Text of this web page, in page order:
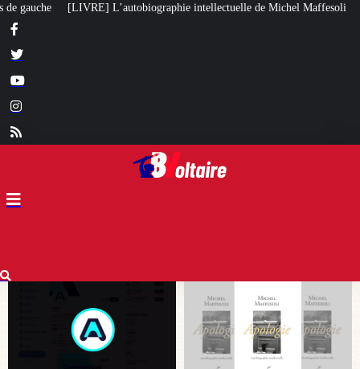
intellectuelle de Michel Maffesoli Pour regagner son influence en